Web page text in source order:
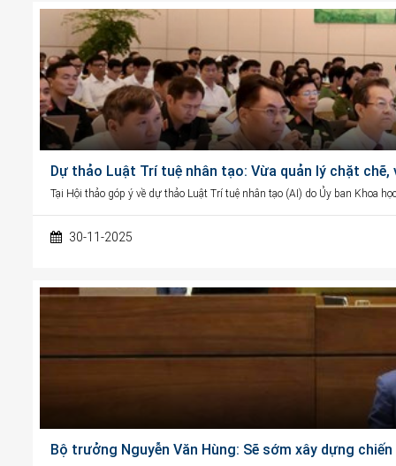
Dự thảo Luật Trí tuệ nhân tạo: Vừa quản lý chặt
Tại Hội thảo góp ý về dự thảo Luật Trí tuệ nhân tạo (AI) do Ủy ban Khoa
30-11-2025
Bộ trưởng Nguyễn Văn Hùng: Sẽ sớm xây dựng